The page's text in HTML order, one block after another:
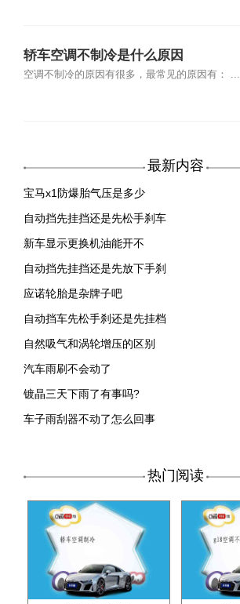
轿车空调不制冷是什么原因
空调不制冷的原因有很多，最常见的原因有： ...
最新内容
宝马x1防爆胎气压是多少
自动挡先挂挡还是先松手刹车
新车显示更换机油能开不
自动挡先挂挡还是先放下手刹
应诺轮胎是杂牌子吧
自动挡车先松手刹还是先挂档
自然吸气和涡轮增压的区别
汽车雨刷不会动了
镀晶三天下雨了有事吗?
车子雨刮器不动了怎么回事
热门阅读